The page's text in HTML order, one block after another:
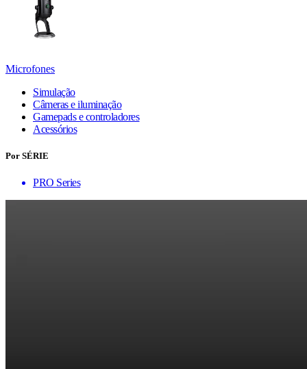
Microfones
Simulação
Câmeras e iluminação
Gamepads e controladores
Acessórios
Por SÉRIE
PRO Series